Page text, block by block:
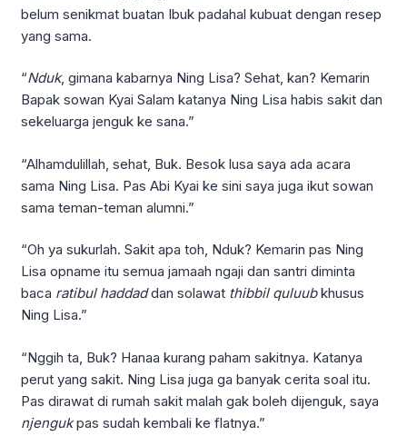
belum senikmat buatan Ibuk padahal kubuat dengan resep
yang sama.
“Nduk, gimana kabarnya Ning Lisa? Sehat, kan? Kemarin
Bapak sowan Kyai Salam katanya Ning Lisa habis sakit dan
sekeluarga jenguk ke sana.”
“Alhamdulillah, sehat, Buk. Besok lusa saya ada acara
sama Ning Lisa. Pas Abi Kyai ke sini saya juga ikut sowan
sama teman-teman alumni.”
“Oh ya sukurlah. Sakit apa toh, Nduk? Kemarin pas Ning
Lisa opname itu semua jamaah ngaji dan santri diminta
baca ratibul haddaddan solawat thibbil quluubkhusus
Ning Lisa.”
“Nggih ta, Buk? Hanaa kurang paham sakitnya. Katanya
perut yang sakit. Ning Lisa juga ga banyak cerita soal itu.
Pas dirawat di rumah sakit malah gak boleh dijenguk, saya
njengukpas sudah kembali ke flatnya.”